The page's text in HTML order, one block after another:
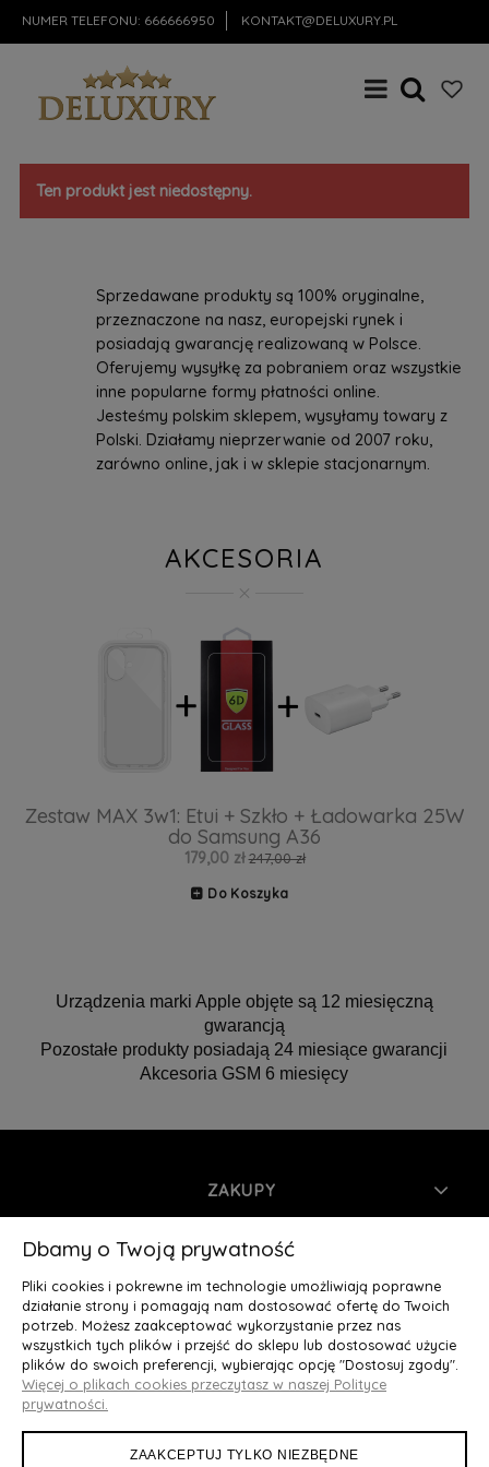
NUMER TELEFONU: 666666950 KONTAKT@DELUXURY.PL
Ten produkt jest niedostępny.
Sprzedawane produkty są 100% oryginalne,
przeznaczone na nasz, europejski rynek i
posiadają gwarancję realizowaną w Polsce.
Oferujemy wysyłkę za pobraniem oraz wszystkie
inne popularne formy płatności online.
Jesteśmy polskim sklepem, wysyłamy towary z
Polski. Działamy nieprzerwanie od 2007 roku,
zarówno online, jak i w sklepie stacjonarnym.
AKCESORIA
Zestaw MAX 3w1: Etui + Szkło + Ładowarka 25W
do Samsung A36
179,00 zł 247,00 zł
Do Koszyka
Urządzenia marki Apple objęte są 12 miesięczną
gwarancją
Pozostałe produkty posiadają 24 miesiące gwarancji
Akcesoria GSM 6 miesięcy
ZAKUPY
INFORMACJE
MOJE KONTO
O NAS
Deluxury.pl
Dbamy o Twoją prywatność
Pliki cookies i pokrewne im technologie umożliwiają poprawne
działanie strony i pomagają nam dostosować ofertę do Twoich
potrzeb. Możesz zaakceptować wykorzystanie przez nas
wszystkich tych plików i przejść do sklepu lub dostosować użycie
plików do swoich preferencji, wybierając opcję "Dostosuj zgody".
Więcej o plikach cookies przeczytasz w naszej Polityce
prywatności.
ZAAKCEPTUJ TYLKO NIEZBĘDNE